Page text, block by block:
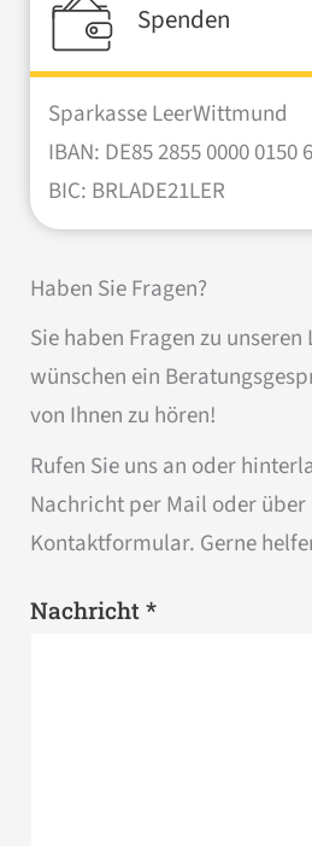
Spenden
Sparkasse LeerWittmund
IBAN: DE85 2855 0000 0150
BIC: BRLADE21LER
Haben Sie Fragen?
Sie haben Fragen zu
wünschen ein
von Ihnen zu hören!
Rufen Sie uns an oder
Nachricht per Mail oder über
Kontaktformular. Gerne
Nachricht *